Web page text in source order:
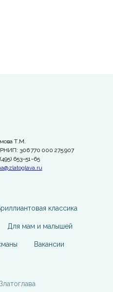
Т.М.
306 770 000 275 907
653−51−65
классика
Для мам и малышей
Вакансии